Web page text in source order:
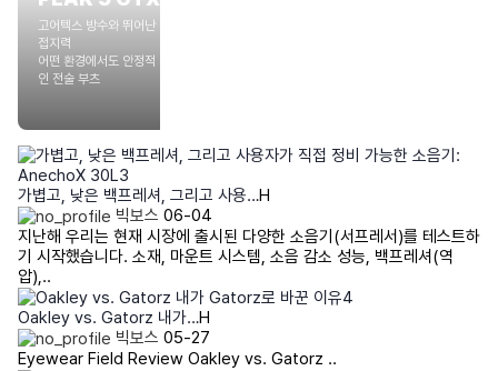
고어텍스 방수와 뛰어난
접지력
어떤 환경에서도 안정적
인 전술 부츠
가볍고, 낮은 백프레셔, 그리고 사용…H
빅보스 06-04
지난해 우리는 현재 시장에 출시된 다양한 소음기(서프레서)를 테스트하
기 시작했습니다. 소재, 마운트 시스템, 소음 감소 성능, 백프레셔(역
압),..
Oakley vs. Gatorz 내가…H
빅보스 05-27
Eyewear Field Review Oakley vs. Gatorz ..